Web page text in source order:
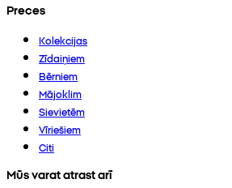
Preces
Kolekcijas
Zīdaiņiem
Bērniem
Mājoklim
Sievietēm
Vīriešiem
Citi
Mūs varat atrast arī